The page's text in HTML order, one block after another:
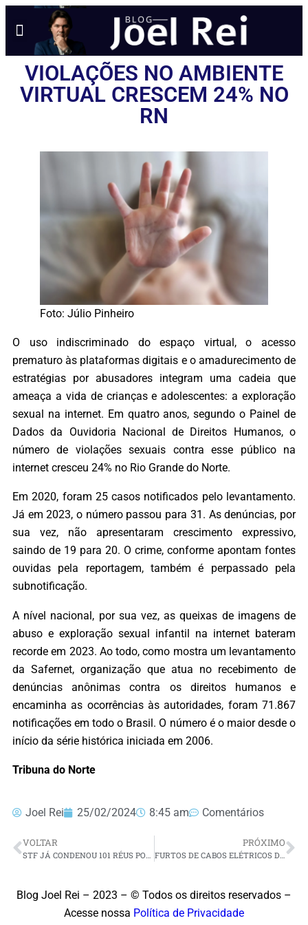
VIOLAÇÕES NO AMBIENTE
VIRTUAL CRESCEM 24% NO
RN
Foto: Júlio Pinheiro
O uso indiscriminado do espaço virtual, o acesso
prematuro às plataformas digitais e o amadurecimento de
estratégias por abusadores integram uma cadeia que
ameaça a vida de crianças e adolescentes: a exploração
sexual na internet. Em quatro anos, segundo o Painel de
Dados da Ouvidoria Nacional de Direitos Humanos, o
número de violações sexuais contra esse público na
internet cresceu 24% no Rio Grande do Norte.
Em 2020, foram 25 casos notificados pelo levantamento.
Já em 2023, o número passou para 31. As denúncias, por
sua vez, não apresentaram crescimento expressivo,
saindo de 19 para 20. O crime, conforme apontam fontes
ouvidas pela reportagem, também é perpassado pela
subnotificação.
A nível nacional, por sua vez, as queixas de imagens de
abuso e exploração sexual infantil na internet bateram
recorde em 2023. Ao todo, como mostra um levantamento
da Safernet, organização que atua no recebimento de
denúncias anônimas contra os direitos humanos e
encaminha as ocorrências às autoridades, foram 71.867
notificações em todo o Brasil. O número é o maior desde o
início da série histórica iniciada em 2006.
Tribuna do Norte
Joel Rei 25/02/2024 8:45 am Comentários
VOLTAR
STF JÁ CONDENOU 101 RÉUS POR PARTICIPAÇÃO NOS ATOS DO 8 DE JANEIRO
PRÓXIMO
FURTOS DE CABOS ELÉTRICOS DEIXARAM 360 MIL POTIGUARES SEM ENERGIA
Blog Joel Rei – 2023 – © Todos os direitos reservados –
Acesse nossa Política de Privacidade